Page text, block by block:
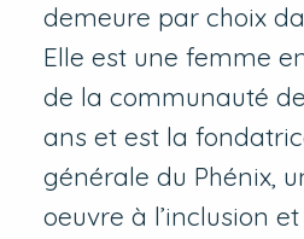
demeure par choix
Elle est une femme
de la communauté
ans et est la
générale du Phénix,
oeuvre à l’inclusion